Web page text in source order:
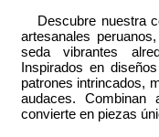
Descubre nuestra
artesanales
seda vibrantes
Inspirados en
patrones intrincados,
audaces.
convierte en piezas